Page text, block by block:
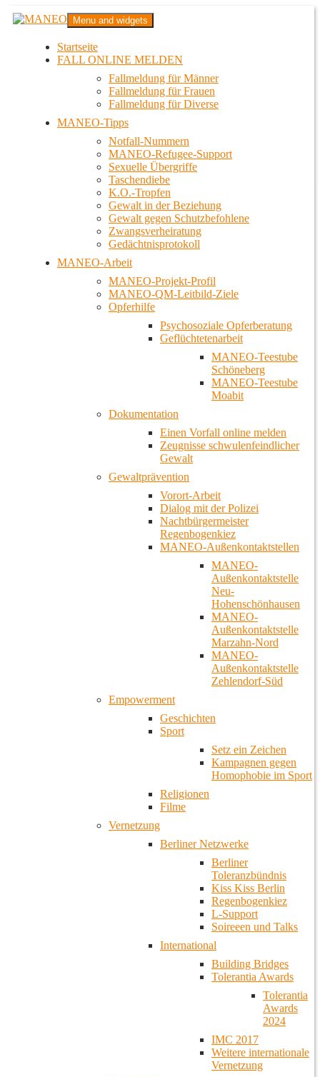
Zum
InhaltMANEO
Das schwule Anti-Gewalt-Projekt in Berlin
Menu and widgets
Startseite
FALL ONLINE MELDEN
Fallmeldung für Männer
Fallmeldung für Frauen
Fallmeldung für Diverse
MANEO-Tipps
Notfall-Nummern
MANEO-Refugee-Support
Sexuelle Übergriffe
Taschendiebe
K.O.-Tropfen
Gewalt in der Beziehung
Gewalt gegen Schutzbefohlene
Zwangsverheiratung
Gedächtnisprotokoll
MANEO-Arbeit
MANEO-Projekt-Profil
MANEO-QM-Leitbild-Ziele
Opferhilfe
Psychosoziale Opferberatung
Geflüchtetenarbeit
MANEO-Teestube
Schöneberg
MANEO-Teestube
Moabit
Dokumentation
Einen Vorfall online melden
Zeugnisse schwulenfeindlicher
Gewalt
Gewaltprävention
Vorort-Arbeit
Dialog mit der Polizei
Nachtbürgermeister
Regenbogenkiez
MANEO-Außenkontaktstellen
MANEO-
Außenkontaktstelle
Neu-
Hohenschönhausen
MANEO-
Außenkontaktstelle
Marzahn-Nord
MANEO-
Außenkontaktstelle
Zehlendorf-Süd
Empowerment
Geschichten
Sport
Setz ein Zeichen
Kampagnen gegen
Homophobie im Sport
Religionen
Filme
Vernetzung
Berliner Netzwerke
Berliner
Toleranzbündnis
Kiss Kiss Berlin
Regenbogenkiez
L-Support
Soireeen und Talks
International
Building Bridges
Tolerantia Awards
Tolerantia
Awards
2024
IMC 2017
Weitere internationale
Vernetzung